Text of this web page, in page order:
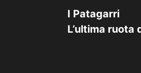
I Patagarri
L’ultima ruota